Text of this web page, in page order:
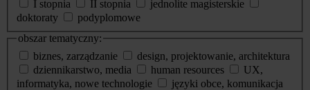
I stopnia
II stopnia
jednolite magisterskie
doktoraty
podyplomowe
obszar tematyczny:
biznes, zarządzanie
design, projektowanie, architektura
dziennikarstwo, media
human resources
UX,
informatyka, nowe technologie
języki obce, komunikacja